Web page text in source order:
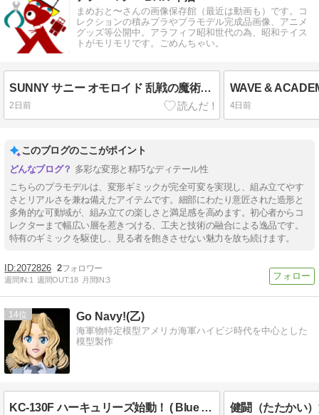
まめおと〜さんの画像保存館（最近は動画も）です。コ
レクションの積みプラやプラモデル完成品画像、アニメ
グッズ等公開中。アラフィフ昭和世代の為、昭和テイス
トがモリモリです。ごめんちゃい。
SUNNY サニー オモロイド 乱戦の魔術師 フロッガー ■完全可変タイプ■
2日前
WAVE &
4日前
このブログのここがポイント
多彩な変形と精巧なディテール性
こちらのプラモデルは、変形ギミックが完全可変を実現し、組み立てやす
さとリアルさを兼ね備えたアイテムです。細部にわたり意匠された造形と
多角的な可動域が、組み立ての楽しさと満足感を高めます。初心者からコ
レクターまで幅広い層を惹きつける、工夫と技術の融合による逸品です。
特有のギミックを駆使し、見る者を飽きさせない魅力を放ち続けます。
2072826 2
週間IN:1 週間OUT:18 月間IN:3
14 Go Navy!(乙)
海軍物特定模型アメリカ海軍ハイビジ時代を中心とした
模型製作
KC-130F ハーキュリーズ始動！ ( Blue Angels ver. イタレリ 1/72 その1)